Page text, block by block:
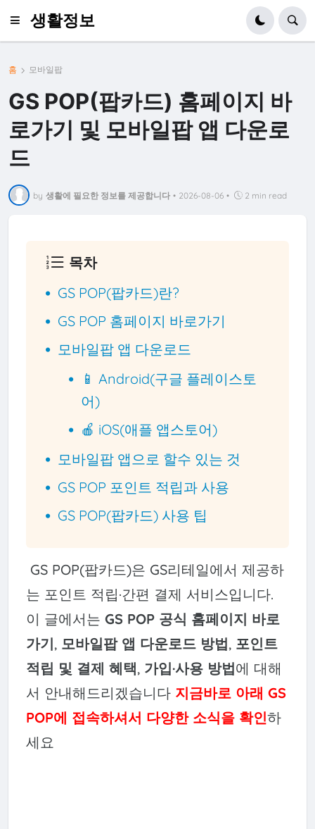
생활정보
홈 모바일팝
GS POP(팝카드) 홈페이지 바
로가기 및 모바일팝 앱 다운로
드
by 생활에 필요한 정보를 제공합니다 • 2026-08-06 • 2 min read
목차
GS POP(팝카드)란?
GS POP 홈페이지 바로가기
모바일팝 앱 다운로드
📱 Android(구글 플레이스토
어)
🍎 iOS(애플 앱스토어)
모바일팝 앱으로 할수 있는 것
GS POP 포인트 적립과 사용
GS POP(팝카드) 사용 팁
GS POP(팝카드)은 GS리테일에서 제공하
는 포인트 적립·간편 결제 서비스입니다.
이 글에서는 GS POP 공식 홈페이지 바로
가기, 모바일팝 앱 다운로드 방법, 포인트
적립 및 결제 혜택, 가입·사용 방법에 대해
서 안내해드리겠습니다 지금바로 아래 GS
POP에 접속하셔서 다양한 소식을 확인하
세요